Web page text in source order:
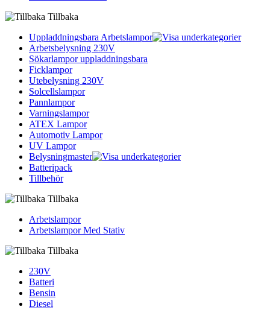
Tillbaka
Uppladdningsbara Arbetslampor
Arbetsbelysning 230V
Sökarlampor uppladdningsbara
Ficklampor
Utebelysning 230V
Solcellslampor
Pannlampor
Varningslampor
ATEX Lampor
Automotiv Lampor
UV Lampor
Belysningmaster
Batteripack
Tillbehör
Tillbaka
Arbetslampor
Arbetslampor Med Stativ
Tillbaka
230V
Batteri
Bensin
Diesel